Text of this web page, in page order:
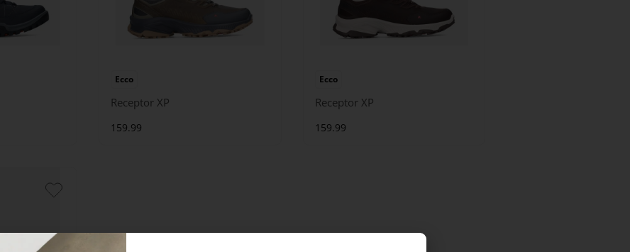
Ecco
Receptor XP
159.99
Ecco
Receptor XP
159.99